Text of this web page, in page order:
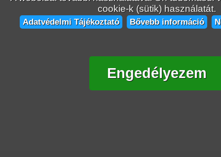
cookie-k (sütik) használatát.
Adatvédelmi Tájékoztató Bővebb információ
Engedélyezem